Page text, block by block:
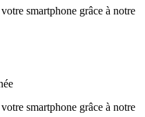
smartphone grâce à notre
smartphone grâce à notre